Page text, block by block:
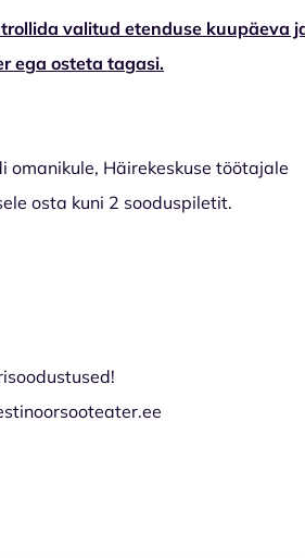
valitud etenduse kuupäeva
ega osteta tagasi.
Häirekeskuse töötajale
osta kuni 2 sooduspiletit.